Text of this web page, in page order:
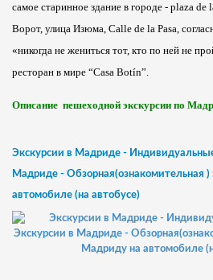
самое старинное здание в городе - plaza de
Ворот, улица Изюма, Calle de la Pasa,
«никогда не жениться тот, кто по ней не
ресторан в мире “Casa Botín”.
Описание пешеходной экскурсии по
Экскурсии в Мадриде -
Мадриде - Обзорная(ознакомительная )
автомобиле (на автобусе)